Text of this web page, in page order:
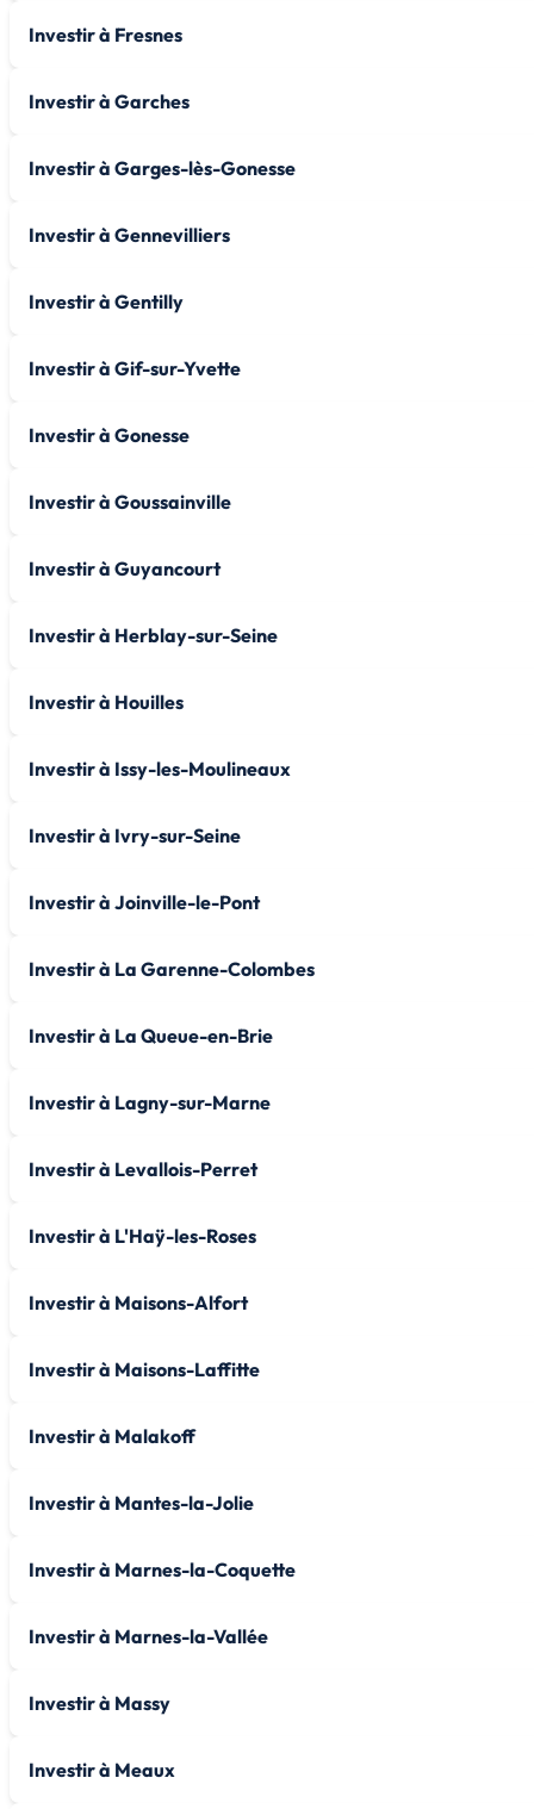
Investir à Fresnes
Investir à Garches
Investir à Garges-lès-Gonesse
Investir à Gennevilliers
Investir à Gentilly
Investir à Gif-sur-Yvette
Investir à Gonesse
Investir à Goussainville
Investir à Guyancourt
Investir à Herblay-sur-Seine
Investir à Houilles
Investir à Issy-les-Moulineaux
Investir à Ivry-sur-Seine
Investir à Joinville-le-Pont
Investir à La Garenne-Colombes
Investir à La Queue-en-Brie
Investir à Lagny-sur-Marne
Investir à Levallois-Perret
Investir à L'Haÿ-les-Roses
Investir à Maisons-Alfort
Investir à Maisons-Laffitte
Investir à Malakoff
Investir à Mantes-la-Jolie
Investir à Marnes-la-Coquette
Investir à Marnes-la-Vallée
Investir à Massy
Investir à Meaux